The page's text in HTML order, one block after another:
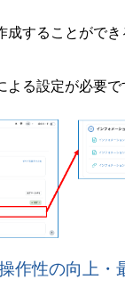
成することがで
る設定が必要で
作性の向上・